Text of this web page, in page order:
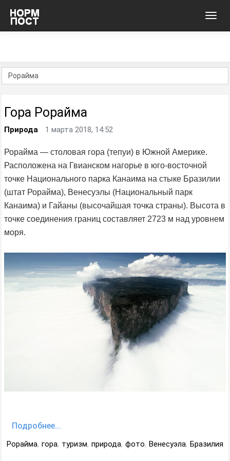
Гора Рорайма
Природа 1 марта 2018, 14:52
Рорайма — столовая гора (тепуи) в Южной Америке.
Расположена на Гвианском нагорье в юго-восточной
точке Национального парка Канаима на стыке Бразилии
(штат Рорайма), Венесуэлы (Национальный парк
Канаима) и Гайаны (высочайшая точка страны). Высота в
точке соединения границ составляет 2723 м над уровнем
моря.
Подробнее...
Рорайма, гора, туризм, природа, фото, Венесуэла, Бразилия